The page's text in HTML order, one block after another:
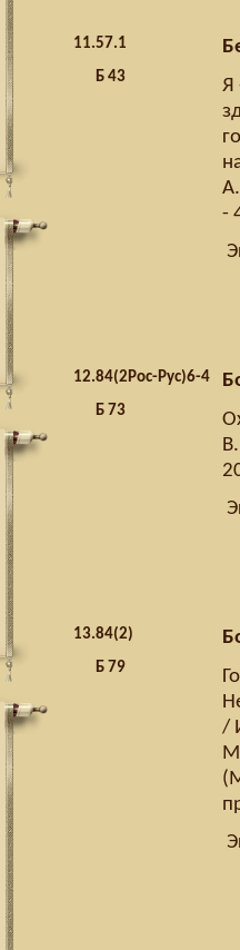
11.57.1
Б 43
Я
-
12.84(2Рос-Рус)6-4
Б 73
13.84(2)
Б 79
/